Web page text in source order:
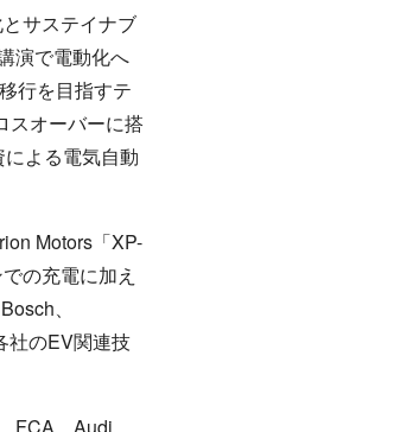
サステイナブ
演で電動化へ
行を目指すテ
スオーバーに搭
よる電気自動
Motors「XP-
の充電に加え
、
社のEV関連技